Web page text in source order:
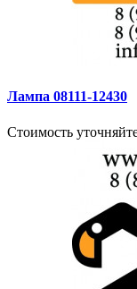
Лампа 08111-12430
Стоимость